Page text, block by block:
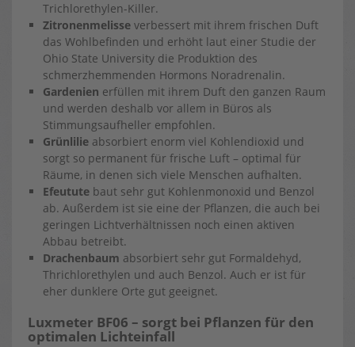
Trichlorethylen-Killer.
Zitronenmelisse verbessert mit ihrem frischen Duft
das Wohlbefinden und erhöht laut einer Studie der
Ohio State University die Produktion des
schmerzhemmenden Hormons Noradrenalin.
Gardenien erfüllen mit ihrem Duft den ganzen Raum
und werden deshalb vor allem in Büros als
Stimmungsaufheller empfohlen.
Grünlilie absorbiert enorm viel Kohlendioxid und
sorgt so permanent für frische Luft – optimal für
Räume, in denen sich viele Menschen aufhalten.
Efeutute baut sehr gut Kohlenmonoxid und Benzol
ab. Außerdem ist sie eine der Pflanzen, die auch bei
geringen Lichtverhältnissen noch einen aktiven
Abbau betreibt.
Drachenbaum absorbiert sehr gut Formaldehyd,
Thrichlorethylen und auch Benzol. Auch er ist für
eher dunklere Orte gut geeignet.
Luxmeter BF06 – sorgt bei Pflanzen für den
optimalen Lichteinfall